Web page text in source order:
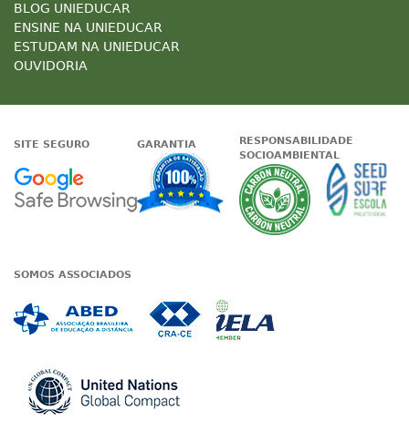
BLOG UNIEDUCAR
ENSINE NA UNIEDUCAR
ESTUDAM NA UNIEDUCAR
OUVIDORIA
SITE SEGURO
Google - Status do site no
GARANTIA
Garantia de
RESPONSABILIDADE
SOCIOAMBIENTAL
A
SOMOS ASSOCIADOS